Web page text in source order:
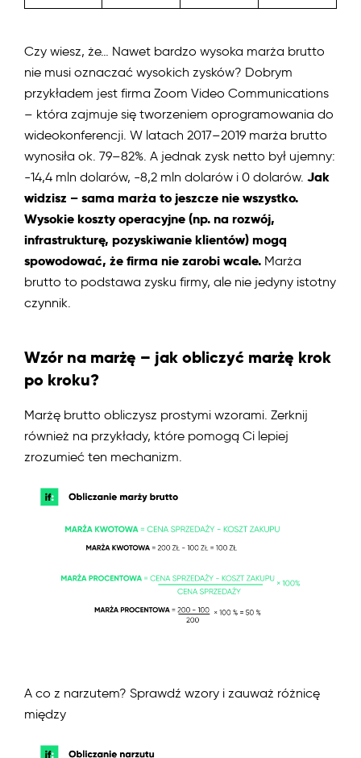
Czy wiesz, że… Nawet bardzo wysoka marża brutto
nie musi oznaczać wysokich zysków? Dobrym
przykładem jest firma Zoom Video Communications
– która zajmuje się tworzeniem oprogramowania do
wideokonferencji. W latach 2017–2019 marża brutto
wynosiła ok. 79–82%. A jednak zysk netto był ujemny:
-14,4 mln dolarów, -8,2 mln dolarów i 0 dolarów. Jak
widzisz – sama marża to jeszcze nie wszystko.
Wysokie koszty operacyjne (np. na rozwój,
infrastrukturę, pozyskiwanie klientów) mogą
spowodować, że firma nie zarobi wcale. Marża
brutto to podstawa zysku firmy, ale nie jedyny istotny
czynnik.
Wzór na marżę – jak obliczyć marżę krok
po kroku?
Marżę brutto obliczysz prostymi wzorami. Zerknij
również na przykłady, które pomogą Ci lepiej
zrozumieć ten mechanizm.
A co z narzutem? Sprawdź wzory i zauważ różnicę
między